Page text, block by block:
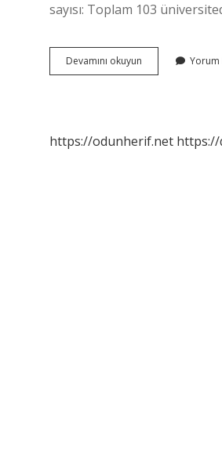
sayısı: Toplam 103
Devamını okuyun
Yönetimi
Yorum
https://odunherif.net https://